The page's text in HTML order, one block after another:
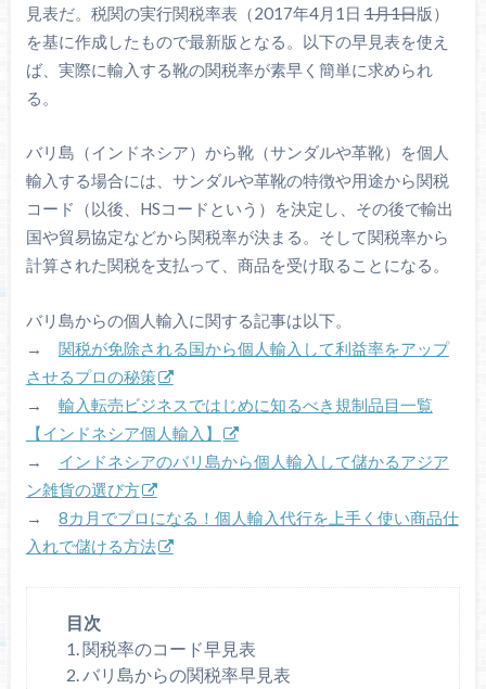
見表だ。税関の実行関税率表（2017年4月1日1月1日版）
を基に作成したもので最新版となる。以下の早見表を使え
ば、実際に輸入する靴の関税率が素早く簡単に求められ
る。
バリ島（インドネシア）から靴（サンダルや革靴）を個人
輸入する場合には、サンダルや革靴の特徴や用途から関税
コード（以後、HSコードという）を決定し、その後で輸出
国や貿易協定などから関税率が決まる。そして関税率から
計算された関税を支払って、商品を受け取ることになる。
バリ島からの個人輸入に関する記事は以下。
→ 関税が免除される国から個人輸入して利益率をアップ
させるプロの秘策
→ 輸入転売ビジネスではじめに知るべき規制品目一覧
【インドネシア個人輸入】
→ インドネシアのバリ島から個人輸入して儲かるアジア
ン雑貨の選び方
→ 8カ月でプロになる！個人輸入代行を上手く使い商品仕
入れで儲ける方法
目次
1. 関税率のコード早見表
2. バリ島からの関税率早見表